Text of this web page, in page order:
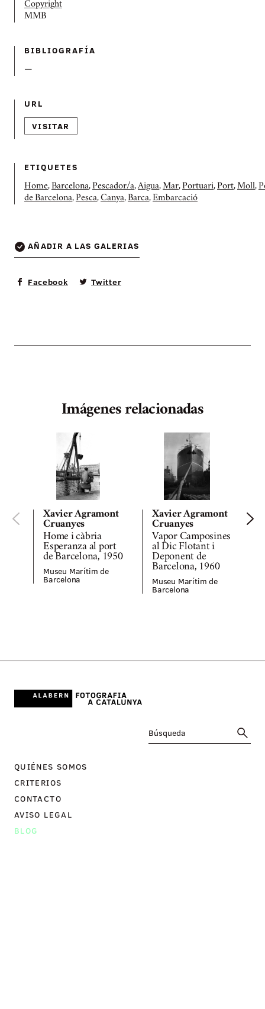
Copyright
MMB
BIBLIOGRAFÍ­A
—
URL
VISITAR
ETIQUETES
Home, Barcelona, Pescador/a, Aigua, Mar, Portuari, Port, Moll,
de Barcelona, Pesca, Canya, Barca, Embarcació
AÑADIR A LAS GALERIAS
Facebook Twitter
Imágenes relacionadas
Xavier Agramont
Cruanyes
Home i càbria
Esperanza al port
de Barcelona, 1950
Museu Marítim de
Barcelona
Xavier Agramont
Cruanyes
Vapor Camposines
al Dic Flotant i
Deponent de
Barcelona, 1960
Museu Marítim de
Barcelona
QUIÉNES SOMOS
CRITERIOS
CONTACTO
AVISO LEGAL
BLOG